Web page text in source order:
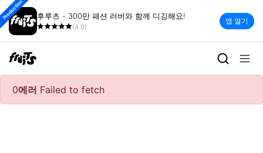
후루츠 - 300만 패션 러버와 함께 디깅해요!
(4.9)
앱 열기
0에러 Failed to fetch
Production